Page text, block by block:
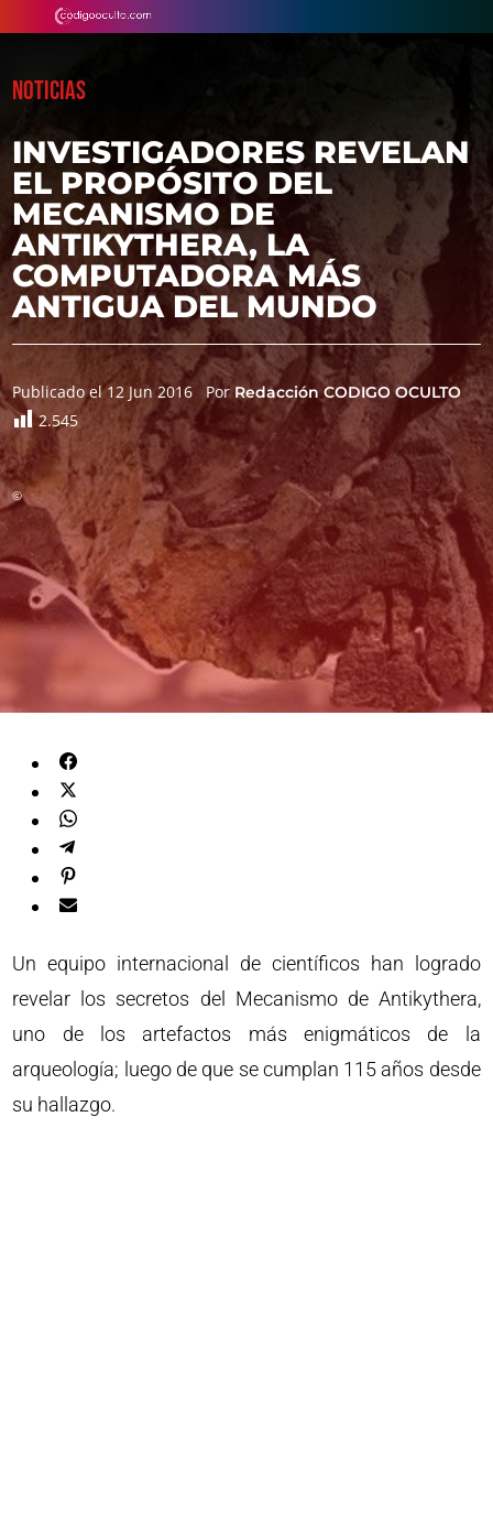
NOTICIAS
INVESTIGADORES REVELAN
EL PROPÓSITO DEL
MECANISMO DE
ANTIKYTHERA, LA
COMPUTADORA MÁS
ANTIGUA DEL MUNDO
Publicado el 12 Jun 2016 Por Redacción CODIGO OCULTO
2.545
©
Un equipo internacional de científicos han logrado
revelar los secretos del Mecanismo de Antikythera,
uno de los artefactos más enigmáticos de la
arqueología; luego de que se cumplan 115 años desde
su hallazgo.